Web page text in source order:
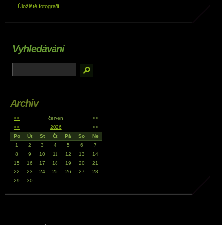
Úložiště fotografií
Vyhledávání
Archiv
<< červen
>>
<<
2026
>>
Po
Út St Čt Pá So
Ne
1
2 3 4 5 6
7
8
9 10 11 12 13
14
15
16 17 18 19 20
21
22
23 24 25 26 27
28
29
30